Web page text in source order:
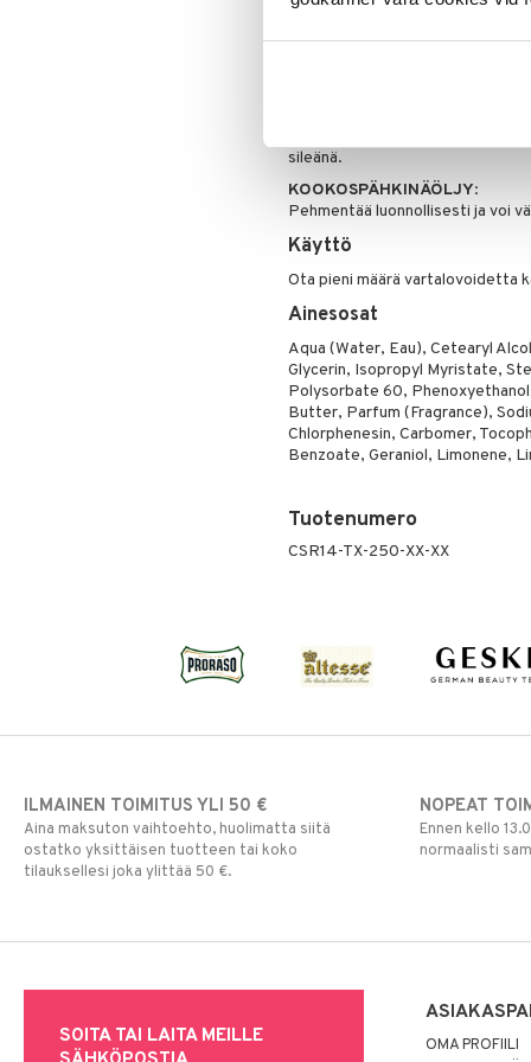
sileänä.
KOOKOSPÄHKINÄÖLJY:
Pehmentää luonnollisesti ja voi
Käyttö
Ota pieni määrä vartalovoidetta
Ainesosat
Aqua (Water, Eau), Cetearyl
Glycerin, Isopropyl Myristate,
Polysorbate 60,
Butter, Parfum (Fragrance),
Chlorphenesin, Carbomer,
Benzoate, Geraniol, Limonene,
Tuotenumero
CSR14-TX-250-XX-XX
ILMAINEN TOIMITUS YLI 50 €
Aina maksuton vaihtoehto, huolimatta siitä
ostatko yksittäisen tuotteen tai koko
tilauksellesi joka ylittää 50 €.
NOPEAT
Ennen kello
normaalisti
SOITA TAI LAITA MEILLE
OMA PROFIILI